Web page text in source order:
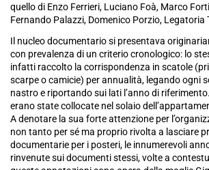
quello di Enzo Ferrieri, Luciano Foà, Marco
Fernando Palazzi, Domenico Porzio, Legatoria
Il nucleo documentario si presentava
con prevalenza di un criterio cronologico: lo
infatti raccolto la corrispondenza in scatole
scarpe o camicie) per annualità, legando ogni
nastro e riportando sui lati l’anno di
erano state collocate nel solaio
A denotare la sua forte attenzione per
non tanto per sé ma proprio rivolta a lasciare
documentarie per i posteri, le innumerevoli
rinvenute sui documenti stessi, volte a